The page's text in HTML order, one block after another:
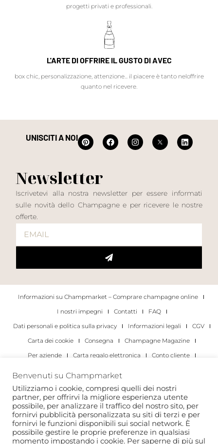
progetti privati e professionali.
L'ARTE DI OFFRIRE IL GUSTO DI AVEC
box chic, personalizzazione, attenzione... il piacere è tanto neloffrire
quanto nel ricevere.
UNISCITI A NOI
Newsletter
Iscrivetevi alla nostra newsletter per essere informati
sulle novità dello Champagne e per ricevere le nostre
offerte.
Informazioni su Champmarket – Comprare champagne online
I nostri impegni
Contatti
FAQ
Dati personali e politica sulla privacy
Informazioni legali
CGV
Carta dei cookie
Consegna
Champagne Magazine
Per aziende
Carta regalo elettronica
Conto cliente
Per gli individui
Per le aziende
Copyright 2022 © tutti i diritti riservati. Champmarket.
Benvenuti su Champmarket
Utilizziamo i cookie, compresi quelli dei nostri
partner, per offrirvi la migliore esperienza utente
possibile, per analizzare il traffico del nostro sito, per
fornirvi pubblicità personalizzata su siti di terzi e per
fornirvi le funzioni disponibili sui social network. È
possibile gestire le proprie preferenze in qualsiasi
momento impostando i cookie. Per saperne di più sul